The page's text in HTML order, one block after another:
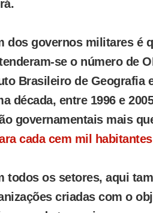
dos governos militares é
se o número de
Brasileiro de Geografia
década, entre 1996 e
governamentais mais
cada cem mil
todos os setores, aqui
criadas com o